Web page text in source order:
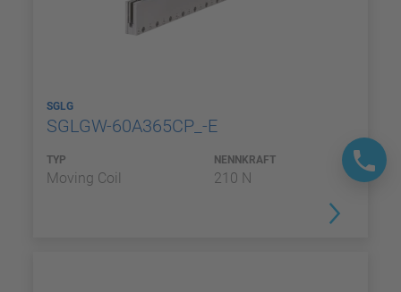
SGLG
SGLGW-60A365CP_-E
TYP
Moving Coil
NENNKRAFT
210 N